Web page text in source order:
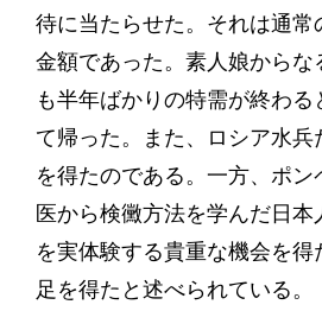
待に当たらせた。それは通常
金額であった。素人娘からな
も半年ばかりの特需が終わ
て帰った。また、ロシア水兵
を得たのである。一方、ポ
医から検黴方法を学んだ日
を実体験する貴重な機会を
足を得たと述べられている。